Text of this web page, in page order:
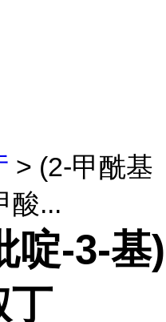
> (2-甲酰基
酸...
啶-3-基)
丁